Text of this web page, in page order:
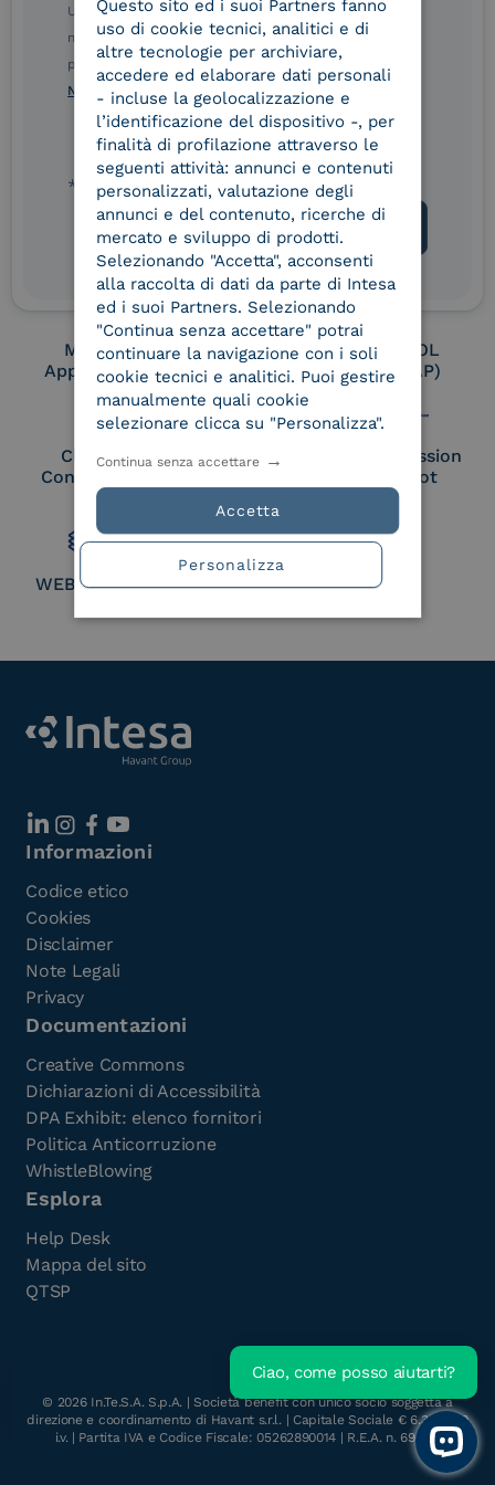
Conservatore
qualificato
UNI EN ISO 37001
UNI EN ISO 9001 UNI EN ISO 27001
UNI EN ISO 27017 UNI EN ISO 27018
Membro Adobe
Approved Trust List
Certified PEPPOL
Access Point (AP)
Cloud Signature
Consortium Member
European Commission
Large Scale Pilot
Member
WEBUILD Consortium
Ulteriori informazioni sulle procedure sono disponibili
nelle Norme di tutela della privacy INTESA. Inoltrando il
presente modulo, dichiaro di aver letto e compreso le
Norme di tutela della privacy INTESA
.
* campo obbligatorio
l'e-Book gratuito
Informazioni
Codice etico
Cookies
Disclaimer
Note Legali
Privacy
Documentazioni
Creative Commons
Dichiarazioni di Accessibilità
DPA Exhibit: elenco fornitori
Politica Anticorruzione
WhistleBlowing
Esplora
Help Desk
Mappa del sito
QTSP
© 2026In.Te.S.A. S.p.A. | Società benefit con unico socio soggetta a
direzione e coordinamento di Havant s.r.l. | Capitale Sociale € 6.300.000
i.v. | Partita IVA e Codice Fiscale: 05262890014 | R.E.A. n. 696117
ITALIAN
Questo sito ed i suoi Partners fanno
uso di cookie tecnici, analitici e di
altre tecnologie per archiviare,
accedere ed elaborare dati personali
- incluse la geolocalizzazione e
l’identificazione del dispositivo -, per
finalità di profilazione attraverso le
seguenti attività: annunci e contenuti
personalizzati, valutazione degli
annunci e del contenuto, ricerche di
mercato e sviluppo di prodotti.
Selezionando "Accetta", acconsenti
alla raccolta di dati da parte di Intesa
ed i suoi Partners. Selezionando
"Continua senza accettare" potrai
continuare la navigazione con i soli
cookie tecnici e analitici. Puoi gestire
manualmente quali cookie
selezionare clicca su "Personalizza".
Accetta
Continua senza accettare
Personalizza
Open
Ciao, come posso aiutarti?